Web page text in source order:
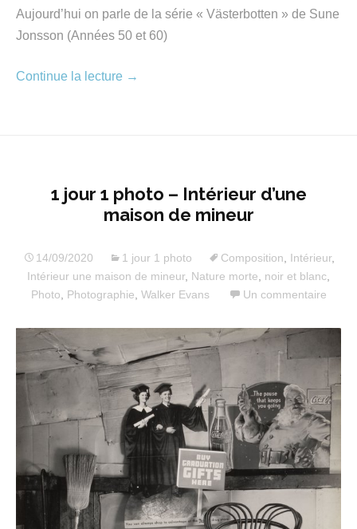
Aujourd’hui on parle de la série « Västerbotten » de Sune
Jonsson (Années 50 et 60)
Continue la lecture →
1 jour 1 photo – Intérieur d’une
maison de mineur
14/09/2020 1 jour 1 photo Composition Intérieur,
Intérieur une maison de mineur, Nature morte noir et blanc
Photo
Photographie Walker Evans Un commentaire